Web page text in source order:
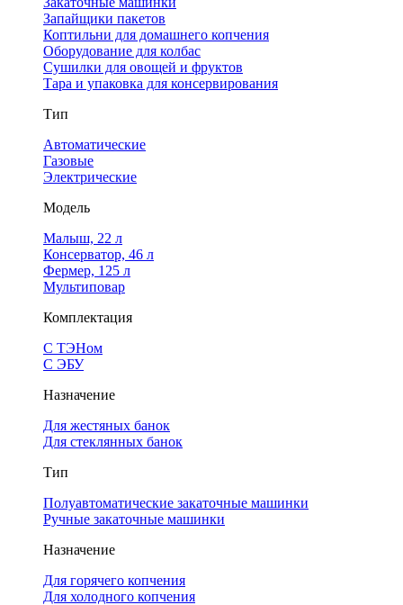
Запайщики пакетов
Коптильни для домашнего копчения
Оборудование для колбас
Сушилки для овощей и фруктов
Тара и упаковка для консервирования
Тип
Автоматические
Газовые
Электрические
Модель
Малыш, 22 л
Консерватор, 46 л
Фермер, 125 л
Мультиповар
Комплектация
С ТЭНом
С ЭБУ
Назначение
Для жестяных банок
Для стеклянных банок
Тип
Полуавтоматические закаточные машинки
Ручные закаточные машинки
Назначение
Для горячего копчения
Для холодного копчения